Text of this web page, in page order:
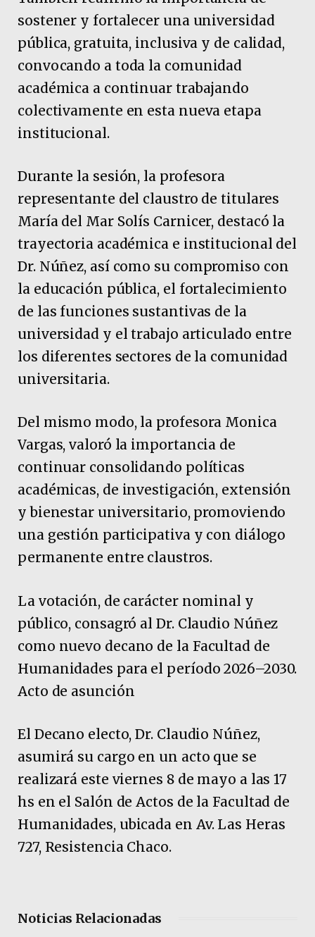
sostener y fortalecer una universidad
pública, gratuita, inclusiva y de calidad,
convocando a toda la comunidad
académica a continuar trabajando
colectivamente en esta nueva etapa
institucional.
Durante la sesión, la profesora
representante del claustro de titulares
María del Mar Solís Carnicer, destacó la
trayectoria académica e institucional del
Dr. Núñez, así como su compromiso con
la educación pública, el fortalecimiento
de las funciones sustantivas de la
universidad y el trabajo articulado entre
los diferentes sectores de la comunidad
universitaria.
Del mismo modo, la profesora Monica
Vargas, valoró la importancia de
continuar consolidando políticas
académicas, de investigación, extensión
y bienestar universitario, promoviendo
una gestión participativa y con diálogo
permanente entre claustros.
La votación, de carácter nominal y
público, consagró al Dr. Claudio Núñez
como nuevo decano de la Facultad de
Humanidades para el período 2026–2030.
Acto de asunción
El Decano electo, Dr. Claudio Núñez,
asumirá su cargo en un acto que se
realizará este viernes 8 de mayo a las 17
hs en el Salón de Actos de la Facultad de
Humanidades, ubicada en Av. Las Heras
727, Resistencia Chaco.
Noticias Relacionadas